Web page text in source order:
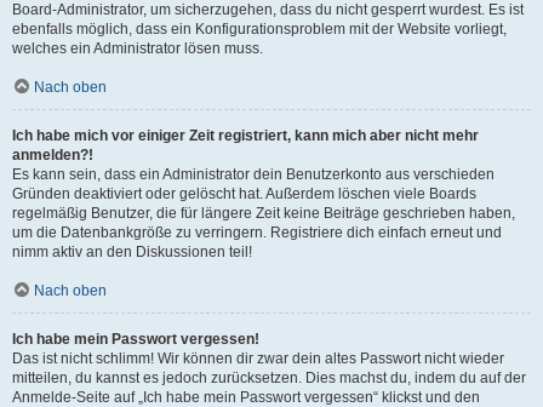
Board-Administrator, um sicherzugehen, dass du nicht gesperrt wurdest. Es ist
ebenfalls möglich, dass ein Konfigurationsproblem mit der Website vorliegt,
welches ein Administrator lösen muss.
Nach oben
Ich habe mich vor einiger Zeit registriert, kann mich aber nicht mehr
anmelden?!
Es kann sein, dass ein Administrator dein Benutzerkonto aus verschieden
Gründen deaktiviert oder gelöscht hat. Außerdem löschen viele Boards
regelmäßig Benutzer, die für längere Zeit keine Beiträge geschrieben haben,
um die Datenbankgröße zu verringern. Registriere dich einfach erneut und
nimm aktiv an den Diskussionen teil!
Nach oben
Ich habe mein Passwort vergessen!
Das ist nicht schlimm! Wir können dir zwar dein altes Passwort nicht wieder
mitteilen, du kannst es jedoch zurücksetzen. Dies machst du, indem du auf der
Anmelde-Seite auf „Ich habe mein Passwort vergessen“ klickst und den